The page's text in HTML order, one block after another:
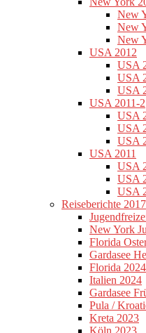
New
New
New
USA 2012
USA
USA
USA
USA 2011-2
USA
USA
USA
USA 2011
USA
USA
USA
Reiseberichte
New York
Florida
Gardasee
Florida 2024
Italien 2024
Gardasee
Pula /
Kreta 2023
Köln 2023